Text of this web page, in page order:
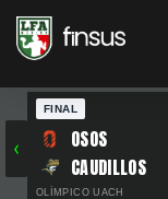
‹
FINAL
OSOS
CAUDILLOS
OLÍMPICO UACH